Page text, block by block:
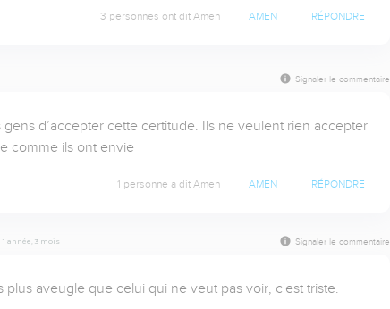
3 personnes ont dit Amen AMEN RÉPONDRE
Signaler le commentaire
d’accepter cette certitude. Ils ne veulent rien accepter
comme ils ont envie
1 personne a dit Amen AMEN RÉPONDRE
1 année, 3 mois Signaler le commentaire
aveugle que celui qui ne veut pas voir, c'est triste.